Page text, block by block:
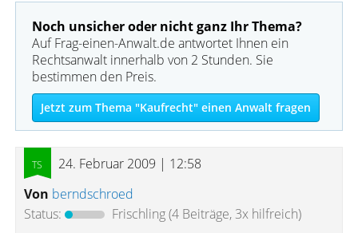
Noch unsicher oder nicht ganz Ihr Thema?
Auf Frag-einen-Anwalt.de antwortet Ihnen ein
Rechtsanwalt innerhalb von 2 Stunden. Sie
bestimmen den Preis.
Jetzt zum Thema "Kaufrecht" einen Anwalt fragen
24. Februar 2009 | 12:58
Von berndschroed
Status:
Frischling(4 Beiträge, 3x hilfreich)